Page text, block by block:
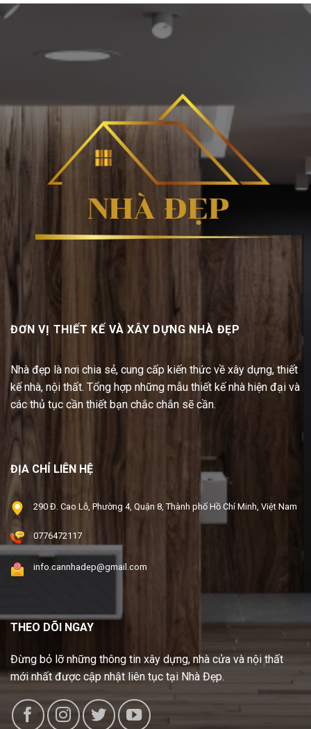
ĐƠN VỊ THIẾT KẾ VÀ XÂY DỰNG NHÀ ĐẸP
Nhà đẹp là nơi chia sẻ, cung cấp kiến thức về xây dựng, thiết
kế nhà, nội thất. Tổng hợp những mẫu thiết kế nhà hiện đại và
các thủ tục cần thiết bạn chắc chắn sẽ cần.
ĐỊA CHỈ LIÊN HỆ
290 Đ. Cao Lỗ, Phường 4, Quận 8, Thành phố Hồ Chí Minh, Việt Nam
0776472117
info.cannhadep@gmail.com
THEO DÕI NGAY
Đừng bỏ lỡ những thông tin xây dựng, nhà cửa và nội thất
mới nhất được cập nhật liên tục tại Nhà Đẹp.